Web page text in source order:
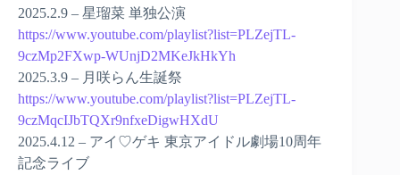
2025.2.9 – 星瑠菜 単独公演
https://www.youtube.com/playlist?list=PLZejTL-
9czMp2FXwp-WUnjD2MKeJkHkYh
2025.3.9 – 月咲らん生誕祭
https://www.youtube.com/playlist?list=PLZejTL-
9czMqcIJbTQXr9nfxeDigwHXdU
2025.4.12 – アイ♡ゲキ 東京アイドル劇場10周年
記念ライブ